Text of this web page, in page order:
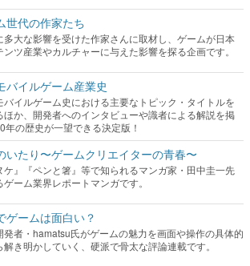
バイルゲーム産業史
バイルゲーム史における主要なトピック・タイトルを
ほか、開発者へのインタビューや識者による解説を掲
いたり〜ゲームクリエイターの青春〜
ケ』『ペンと箸』等で知られるマンガ家・田中圭一先
ゲーム業界レポートマンガです。
ゲームは面白い？
発者・hamatsu氏がゲームの魅力を画面や操作の具体的
解き明かしていく、硬派で骨太な評論連載です。
が変えた日本語
」「裏技」「ラスボス」… ゲームにまつわる言葉の起
の変遷を、コンピューター文化史研究家・タイニーP氏